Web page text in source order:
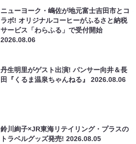
ニューヨーク・嶋佐が地元富士吉田市とコ
ラボ! オリジナルコーヒーがふるさと納税
サービス「わらふる」で受付開始
2026.08.06
丹生明里がゲスト出演! パンサー向井＆長
田『くるま温泉ちゃんねる』2026.08.06
鈴川絢子×JR東海リテイリング・プラスの
トラベルグッズ発売!2026.08.05